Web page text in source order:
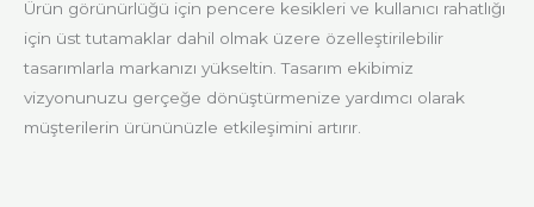
Ürün görünürlüğü için pencere kesikleri ve kullanıcı rahatlığı
için üst tutamaklar dahil olmak üzere özelleştirilebilir
tasarımlarla markanızı yükseltin. Tasarım ekibimiz
vizyonunuzu gerçeğe dönüştürmenize yardımcı olarak
müşterilerin ürününüzle etkileşimini artırır.